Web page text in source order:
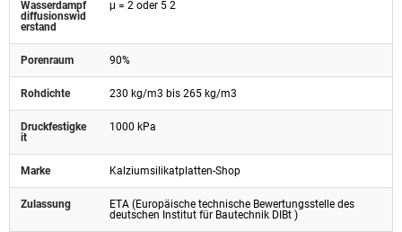
Wasserdampf
diffusionswid
erstand
μ = 2 oder 5 2
Porenraum 90%
Rohdichte 230 kg/m3 bis 265 kg/m3
Druckfestigke
it
1000 kPa
Marke Kalziumsilikatplatten-Shop
Zulassung
ETA (Europäische technische Bewertungsstelle des
deutschen Institut für Bautechnik DIBt )